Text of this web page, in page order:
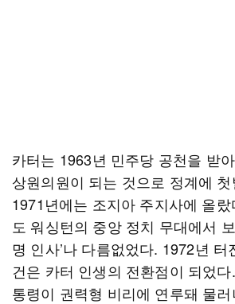
카터는 1963년 민주당 공천을 받
상원의원이 되는 것으로 정계에
1971년에는 조지아 주지사에 올
도 워싱턴의 중앙 정치 무대에서
명 인사’나 다름없었다. 1972년
건은 카터 인생의 전환점이 되었
통령이 권력형 비리에 연루돼 물